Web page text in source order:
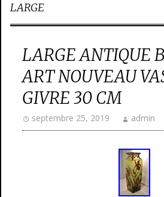
LARGE
LARGE ANTIQUE
ART NOUVEAU
GIVRE 30 CM
septembre 25, 2019 admin